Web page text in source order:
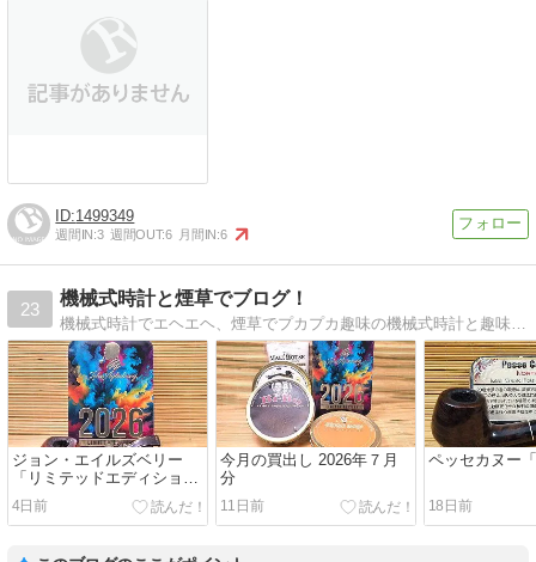
1499349
週間IN:3 週間OUT:6 月間IN:6
23
機械式時計と煙草でブログ！
機械式時計でエヘエヘ、煙草でプカプカ趣味の機械式時計と趣味の煙草のブログです。
ジョン・エイルズベリー
「リミテッドエディション
2026」
4日前
今月の買出し 2026年７月
分
11日前
ペッセカヌー
18日前